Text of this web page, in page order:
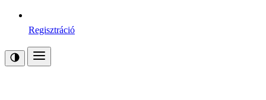
Regisztráció